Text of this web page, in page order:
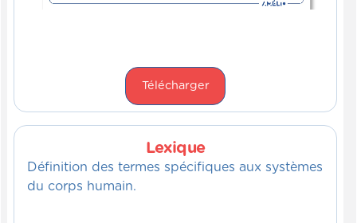
Télécharger
Lexique
Définition des termes spécifiques aux systèmes
du corps humain.